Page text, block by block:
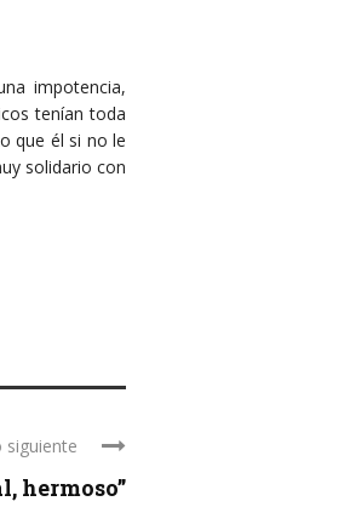
impotencia,
tenían toda
que él si no le
solidario con
siguiente
hermoso”